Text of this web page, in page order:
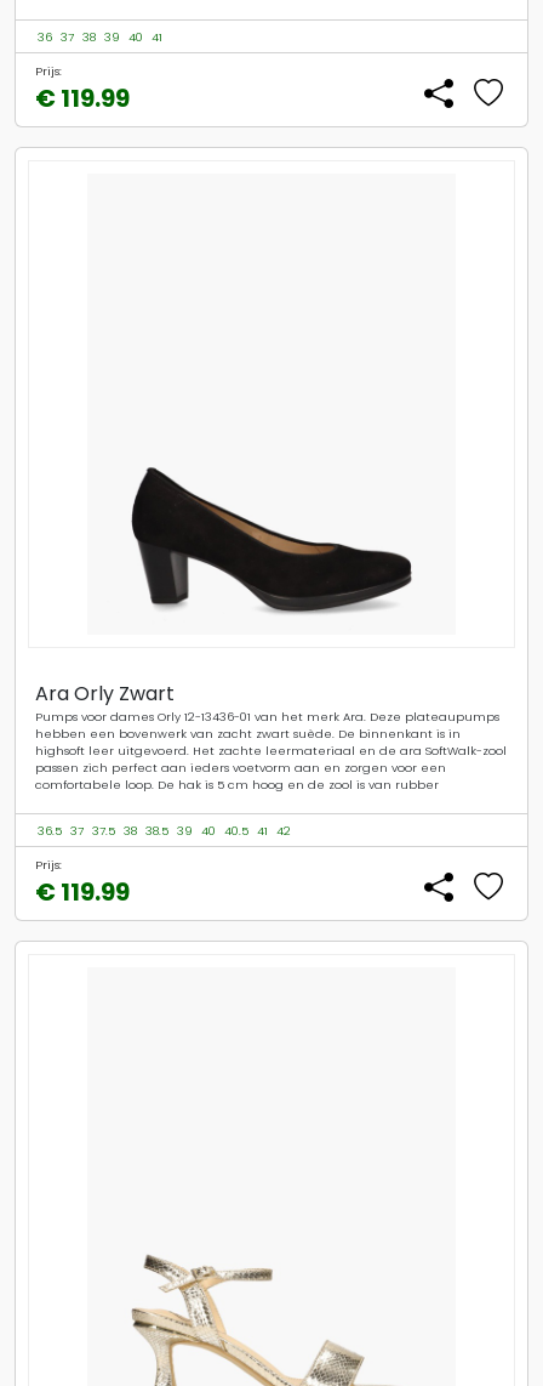
36 37 38 39 40 41
Prijs:
€ 119.99
Ara Orly Zwart
Pumps voor dames Orly 12-13436-01 van het merk Ara. Deze plateaupumps
hebben een bovenwerk van zacht zwart suède. De binnenkant is in
highsoft leer uitgevoerd. Het zachte leermateriaal en de ara SoftWalk-zool
passen zich perfect aan ieders voetvorm aan en zorgen voor een
comfortabele loop. De hak is 5 cm hoog en de zool is van rubber
36.5 37 37.5 38 38.5 39 40 40.5 41 42
Prijs:
€ 119.99